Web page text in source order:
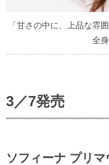
「甘さの中に、上品な雰
全
3／7発売
ソフィーナ プリマ